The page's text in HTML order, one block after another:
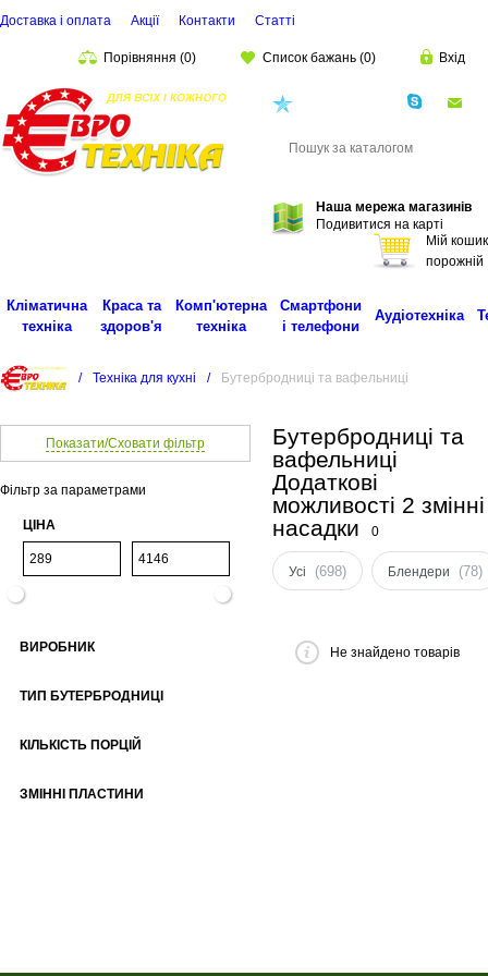
Доставка і оплата Акції Контакти Статті
Порівняння (0) Список бажань (0) Вхід
Наша мережа магазинів
Подивитися на карті
Мій кошик
порожній
Кліматична
техніка
Краса та
здоров'я
Комп'ютерна
техніка
Смартфони
і телефони
Аудіотехніка
/ Техніка для кухні / Бутербродниці та вафельниці
Показати/Сховати фільтр
Фільтр за параметрами
ЦІНА
ВИРОБНИК
ТИП БУТЕРБРОДНИЦІ
КІЛЬКІСТЬ ПОРЦІЙ
ЗМІННІ ПЛАСТИНИ
Бутербродниці та
вафельниці
Додаткові
можливості 2 змінні
насадки
0
Усі (698) Блендери (78)
Не знайдено товарів